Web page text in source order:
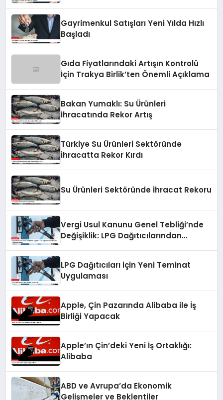
Gayrimenkul Satışları Yeni Yılda Hızlı
Başladı
Gıda Fiyatlarındaki Artışın Kontrolü
İçin Trakya Birlik’ten Önemli Açıklama
Bakan Yumaklı: Su Ürünleri
İhracatında Rekor Artış
Türkiye Su Ürünleri Sektöründe
İhracatta Rekor Kırdı
Su Ürünleri Sektöründe İhracat Rekoru
Vergi Usul Kanunu Genel Tebliği’nde
Değişiklik: LPG Dağıtıcılarından
LPG Dağıtıcıları için Yeni Teminat
Uygulaması
Apple, Çin Pazarında Alibaba ile İş
Birliği Yapacak
Apple’ın Çin’deki Yeni İş Ortaklığı:
Alibaba
ABD ve Avrupa’da Ekonomik
Gelişmeler ve Beklentiler